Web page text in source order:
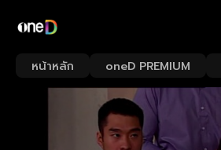
หน้าหลัก oneD PREMIUM